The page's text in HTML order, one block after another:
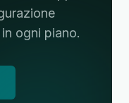
ogni piano.